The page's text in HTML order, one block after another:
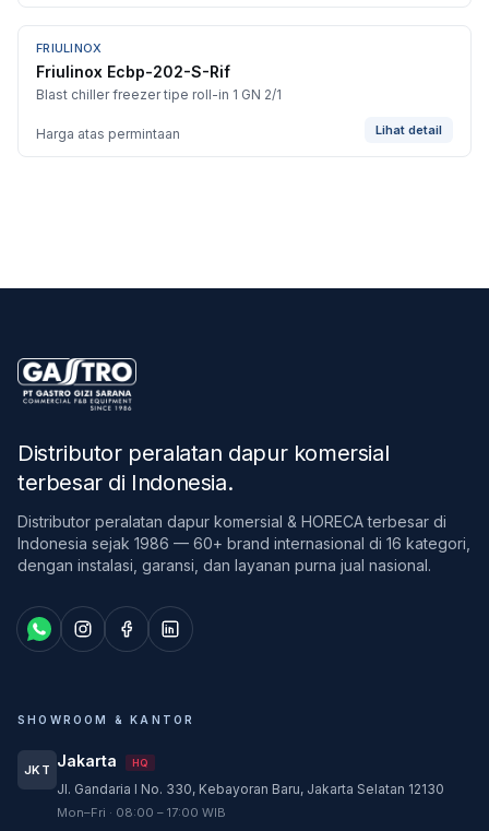
FRIULINOX
Friulinox Ecbp-202-S-Rif
Blast chiller freezer tipe roll-in 1 GN 2/1
Harga atas permintaan Lihat detail
Distributor peralatan dapur komersial
terbesar di Indonesia.
Distributor peralatan dapur komersial & HORECA terbesar di
Indonesia sejak 1986 — 60+ brand internasional di 16 kategori,
dengan instalasi, garansi, dan layanan purna jual nasional.
SHOWROOM & KANTOR
JKT Jakarta HQ
Jl. Gandaria I No. 330, Kebayoran Baru, Jakarta Selatan 12130
Mon–Fri · 08:00 – 17:00 WIBCustomer Service